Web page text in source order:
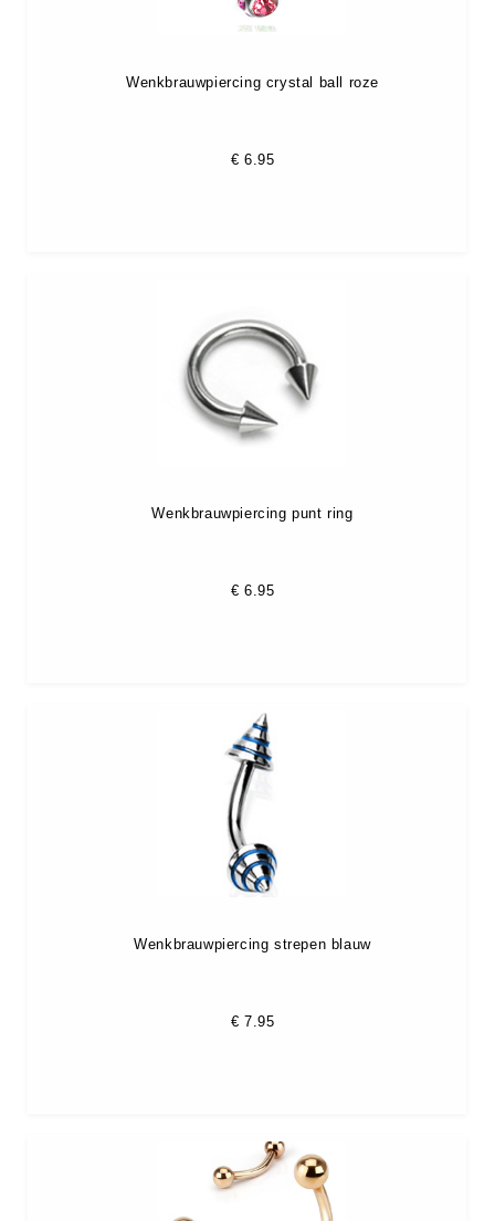
Wenkbrauwpiercing crystal ball roze
€ 6.95
Wenkbrauwpiercing punt ring
€ 6.95
Wenkbrauwpiercing strepen blauw
€ 7.95